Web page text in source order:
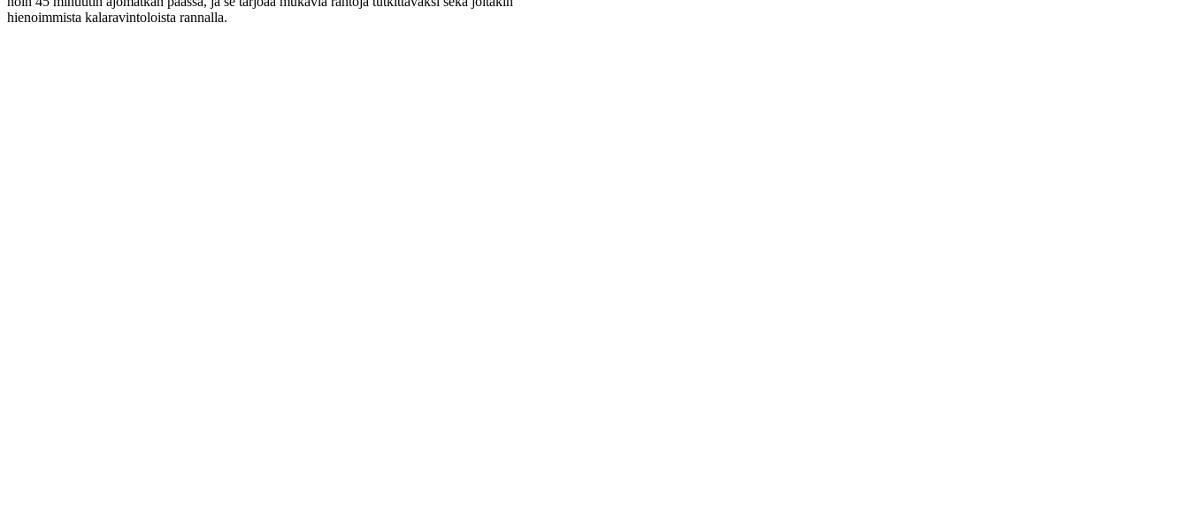
hienoimmista kalaravintoloista rannalla.